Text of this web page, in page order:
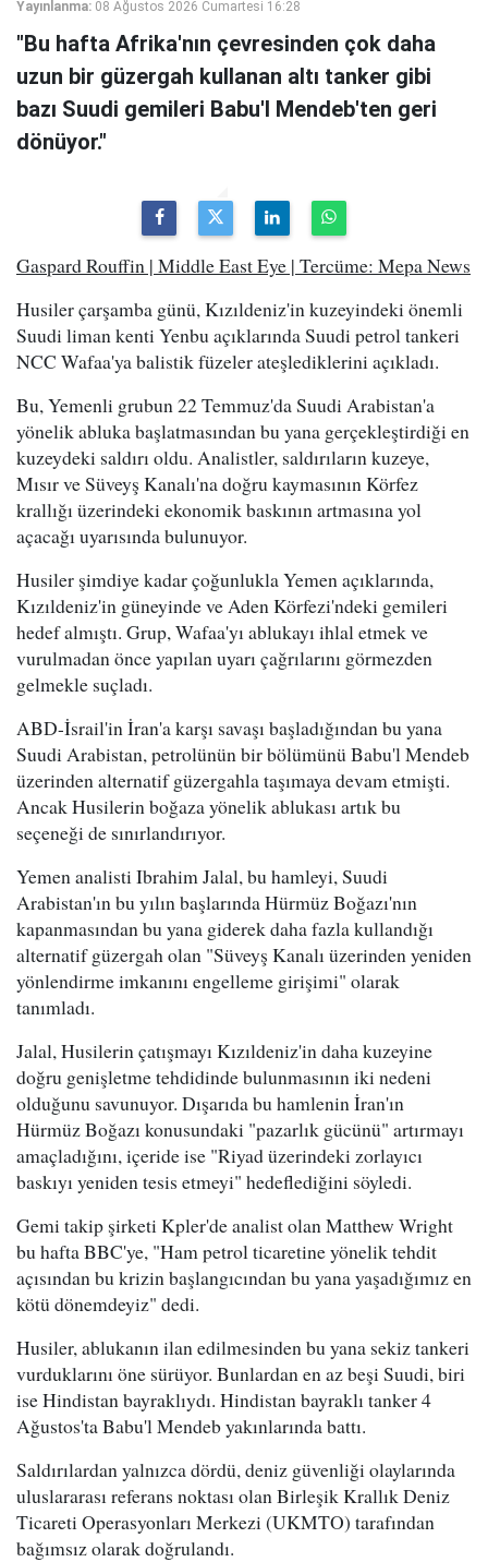
Yayınlanma: 08 Ağustos 2026 Cumartesi 16:28
"Bu hafta Afrika'nın çevresinden çok daha
uzun bir güzergah kullanan altı tanker gibi
bazı Suudi gemileri Babu'l Mendeb'ten geri
dönüyor."
Gaspard Rouffin | Middle East Eye | Tercüme: Mepa News
Husiler çarşamba günü, Kızıldeniz'in kuzeyindeki önemli
Suudi liman kenti Yenbu açıklarında Suudi petrol tankeri
NCC Wafaa'ya balistik füzeler ateşlediklerini açıkladı.
Bu, Yemenli grubun 22 Temmuz'da Suudi Arabistan'a
yönelik abluka başlatmasından bu yana gerçekleştirdiği en
kuzeydeki saldırı oldu. Analistler, saldırıların kuzeye,
Mısır ve Süveyş Kanalı'na doğru kaymasının Körfez
krallığı üzerindeki ekonomik baskının artmasına yol
açacağı uyarısında bulunuyor.
Husiler şimdiye kadar çoğunlukla Yemen açıklarında,
Kızıldeniz'in güneyinde ve Aden Körfezi'ndeki gemileri
hedef almıştı. Grup, Wafaa'yı ablukayı ihlal etmek ve
vurulmadan önce yapılan uyarı çağrılarını görmezden
gelmekle suçladı.
ABD-İsrail'in İran'a karşı savaşı başladığından bu yana
Suudi Arabistan, petrolünün bir bölümünü Babu'l Mendeb
üzerinden alternatif güzergahla taşımaya devam etmişti.
Ancak Husilerin boğaza yönelik ablukası artık bu
seçeneği de sınırlandırıyor.
Yemen analisti Ibrahim Jalal, bu hamleyi, Suudi
Arabistan'ın bu yılın başlarında Hürmüz Boğazı'nın
kapanmasından bu yana giderek daha fazla kullandığı
alternatif güzergah olan "Süveyş Kanalı üzerinden yeniden
yönlendirme imkanını engelleme girişimi" olarak
tanımladı.
Jalal, Husilerin çatışmayı Kızıldeniz'in daha kuzeyine
doğru genişletme tehdidinde bulunmasının iki nedeni
olduğunu savunuyor. Dışarıda bu hamlenin İran'ın
Hürmüz Boğazı konusundaki "pazarlık gücünü" artırmayı
amaçladığını, içeride ise "Riyad üzerindeki zorlayıcı
baskıyı yeniden tesis etmeyi" hedeflediğini söyledi.
Gemi takip şirketi Kpler'de analist olan Matthew Wright
bu hafta BBC'ye, "Ham petrol ticaretine yönelik tehdit
açısından bu krizin başlangıcından bu yana yaşadığımız en
kötü dönemdeyiz" dedi.
Husiler, ablukanın ilan edilmesinden bu yana sekiz tankeri
vurduklarını öne sürüyor. Bunlardan en az beşi Suudi, biri
ise Hindistan bayraklıydı. Hindistan bayraklı tanker 4
Ağustos'ta Babu'l Mendeb yakınlarında battı.
Saldırılardan yalnızca dördü, deniz güvenliği olaylarında
uluslararası referans noktası olan Birleşik Krallık Deniz
Ticareti Operasyonları Merkezi (UKMTO) tarafından
bağımsız olarak doğrulandı.